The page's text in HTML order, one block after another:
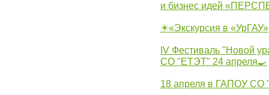
и бизнес идей
☀«Экскурсия в «УрГАУ»
IV Фестиваль "Новой
СО "ЕТЭТ" 24 апреля🍳
18 апреля в ГАПОУ СО